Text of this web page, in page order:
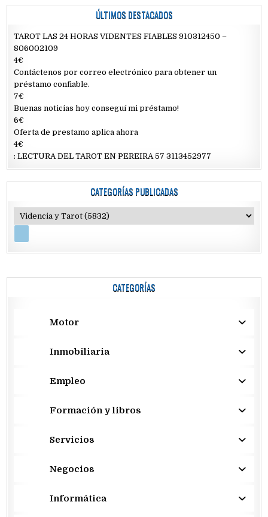
ÚLTIMOS DESTACADOS
TAROT LAS 24 HORAS VIDENTES FIABLES 910312450 –
806002109
4€
Contáctenos por correo electrónico para obtener un
préstamo confiable.
7€
Buenas noticias hoy conseguí mi préstamo!
6€
Oferta de prestamo aplica ahora
4€
: LECTURA DEL TAROT EN PEREIRA 57 3113452977
CATEGORÍAS PUBLICADAS
CATEGORÍAS
Motor
Inmobiliaria
Empleo
Formación y libros
Servicios
Negocios
Informática